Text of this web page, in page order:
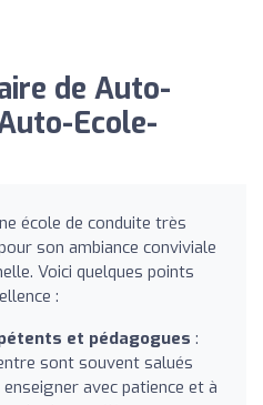
de Auto-
Ecole-
école de conduite très
son ambiance conviviale
Voici quelques points
:
et pédagogues :
sont souvent salués
avec patience et à